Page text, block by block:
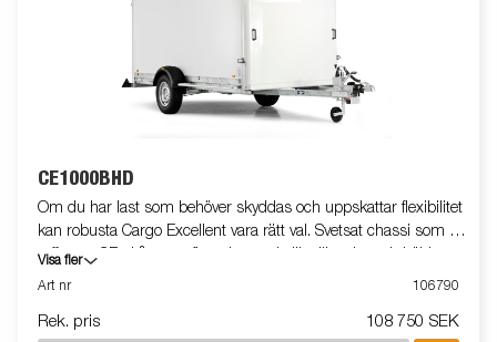
CE1000BHD
Om du har last som behöver skyddas och uppskattar flexibilitet
kan robusta Cargo Excellent vara rätt val. Svetsat chassi som tål
tuffa tag. CE-skåpvagn finns i en rad olika längder och höjder.
Den lättskötta glasfiberytan på sidorna ger dessutom bra
trafiksäkerhet. Invändigt har man goda förankringsmöjligheter,
Visa fler
Art nr
106790
Rek. pris 108 750 SEK